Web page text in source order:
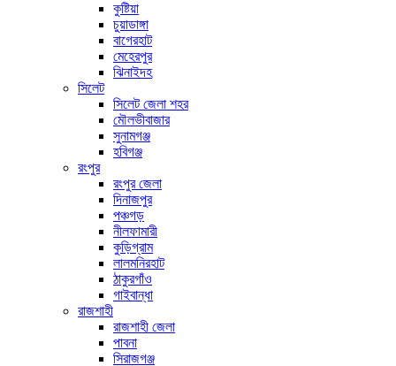
কুষ্টিয়া
চুয়াডাঙ্গা
বাগেরহাট
মেহেরপুর
ঝিনাইদহ
সিলেট
সিলেট জেলা শহর
মৌলভীবাজার
সুনামগঞ্জ
হবিগঞ্জ
রংপুর
রংপুর জেলা
দিনাজপুর
পঞ্চগড়
নীলফামারী
কুড়িগ্রাম
লালমনিরহাট
ঠাকুরগাঁও
গাইবান্ধা
রাজশাহী
রাজশাহী জেলা
পাবনা
সিরাজগঞ্জ